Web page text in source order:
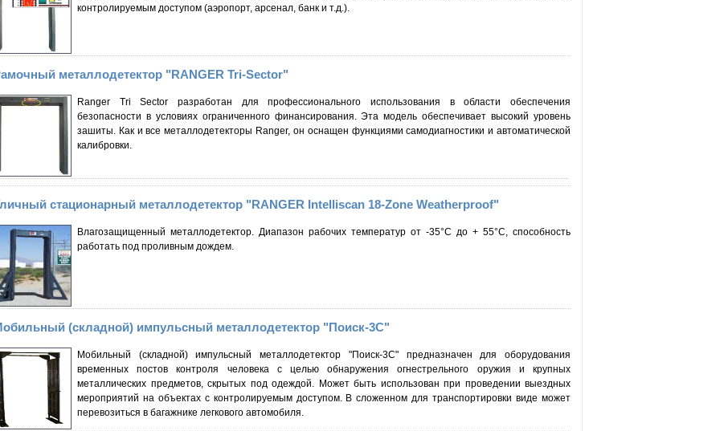
контролируемым доступом (аэропорт, арсенал, банк и т.д.).
металлодетектор "RANGER Tri-Sector"
Ranger Tri Sector разработан для профессионального использования в области обеспечения
безопасности в условиях ограниченного финансирования. Эта модель обеспечивает высокий уровень
зашиты. Как и все металлодетекторы Ranger, он оснащен функциями самодиагностики и автоматической
калибровки.
стационарный металлодетектор "RANGER Intelliscan 18-Zone Weatherproof"
Влагозащищенный металлодетектор. Диапазон рабочих температур от -35°C до + 55°C, способность
работать под проливным дождем.
(складной) импульсный металлодетектор "Поиск-3С"
Мобильный (складной) импульсный металлодетектор "Поиск-3С" предназначен для оборудования
временных постов контроля человека с целью обнаружения огнестрельного оружия и крупных
металлических предметов, скрытых под одеждой. Может быть использован при проведении выездных
мероприятий на объектах с контролируемым доступом. В сложенном для транспортировки виде может
перевозиться в багажнике легкового автомобиля.